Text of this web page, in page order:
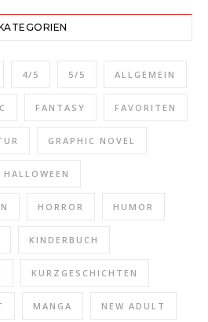
4/5 5/5 ALLGEMEIN
FANTASY FAVORITEN
GRAPHIC NOVEL
HALLOWEEN
HORROR HUMOR
KINDERBUCH
KURZGESCHICHTEN
MANGA NEW ADULT